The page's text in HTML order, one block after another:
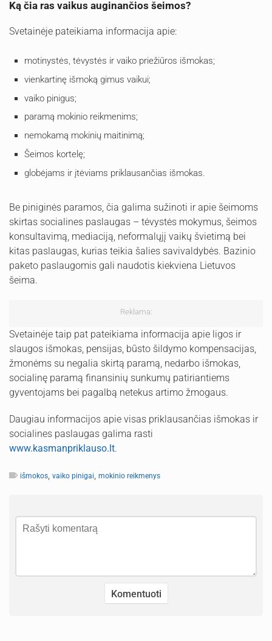
Ką čia ras vaikus auginančios šeimos?
Svetainėje pateikiama informacija apie:
motinystės, tėvystės ir vaiko priežiūros išmokas;
vienkartinę išmoką gimus vaikui;
vaiko pinigus;
paramą mokinio reikmenims;
nemokamą mokinių maitinimą;
Šeimos kortelę;
globėjams ir įtėviams priklausančias išmokas.
Be piniginės paramos, čia galima sužinoti ir apie šeimoms
skirtas socialines paslaugas – tėvystės mokymus, šeimos
konsultavimą, mediaciją, neformalųjį vaikų švietimą bei
kitas paslaugas, kurias teikia šalies savivaldybės. Bazinio
paketo paslaugomis gali naudotis kiekviena Lietuvos
šeima.
Reklama:
Svetainėje taip pat pateikiama informacija apie ligos ir
slaugos išmokas, pensijas, būsto šildymo kompensacijas,
žmonėms su negalia skirtą paramą, nedarbo išmokas,
socialinę paramą finansinių sunkumų patiriantiems
gyventojams bei pagalbą netekus artimo žmogaus.
Daugiau informacijos apie visas priklausančias išmokas ir
socialines paslaugas galima rasti
www.kasmanpriklauso.lt.
išmokos vaiko pinigai mokinio reikmenys